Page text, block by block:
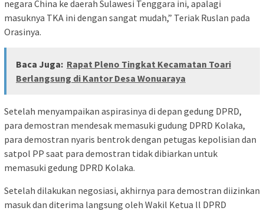
negara China ke daerah Sulawesi Tenggara ini, apalagi
masuknya TKA ini dengan sangat mudah,” Teriak Ruslan pada
Orasinya.
Baca Juga: Rapat Pleno Tingkat Kecamatan Toari
Berlangsung di Kantor Desa Wonuaraya
Setelah menyampaikan aspirasinya di depan gedung DPRD,
para demostran mendesak memasuki gudung DPRD Kolaka,
para demostran nyaris bentrok dengan petugas kepolisian dan
satpol PP saat para demostran tidak dibiarkan untuk
memasuki gedung DPRD Kolaka.
Setelah dilakukan negosiasi, akhirnya para demostran diizinkan
masuk dan diterima langsung oleh Wakil Ketua ll DPRD